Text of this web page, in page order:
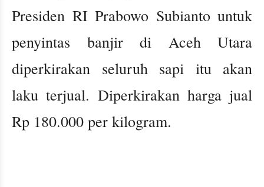
Presiden RI Prabowo Subianto untuk
penyintas banjir di Aceh Utara
diperkirakan seluruh sapi itu akan
laku terjual. Diperkirakan harga jual
Rp 180.000 per kilogram.